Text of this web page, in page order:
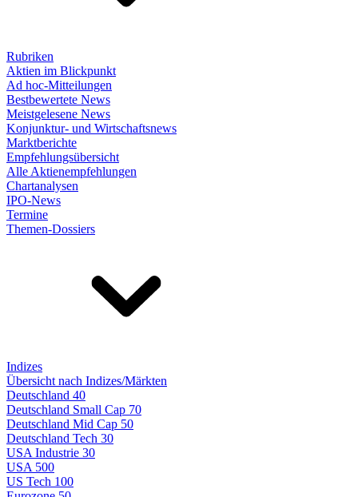
Rubriken
Aktien im Blickpunkt
Ad hoc-Mitteilungen
Bestbewertete News
Meistgelesene News
Konjunktur- und Wirtschaftsnews
Marktberichte
Empfehlungsübersicht
Alle Aktienempfehlungen
Chartanalysen
IPO-News
Termine
Themen-Dossiers
Indizes
Übersicht nach Indizes/Märkten
Deutschland 40
Deutschland Small Cap 70
Deutschland Mid Cap 50
Deutschland Tech 30
USA Industrie 30
USA 500
US Tech 100